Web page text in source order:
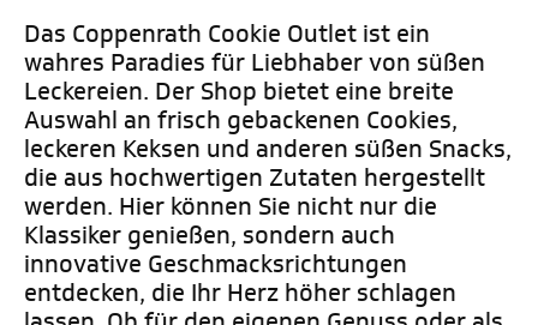
Das Coppenrath Cookie Outlet ist ein
wahres Paradies für Liebhaber von süßen
Leckereien. Der Shop bietet eine breite
Auswahl an frisch gebackenen Cookies,
leckeren Keksen und anderen süßen Snacks,
die aus hochwertigen Zutaten hergestellt
werden. Hier können Sie nicht nur die
Klassiker genießen, sondern auch
innovative Geschmacksrichtungen
entdecken, die Ihr Herz höher schlagen